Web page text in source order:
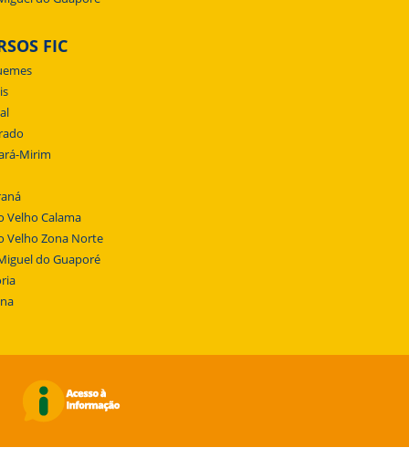
FIC
Mirim
Velho Calama
Velho Zona Norte
do Guaporé